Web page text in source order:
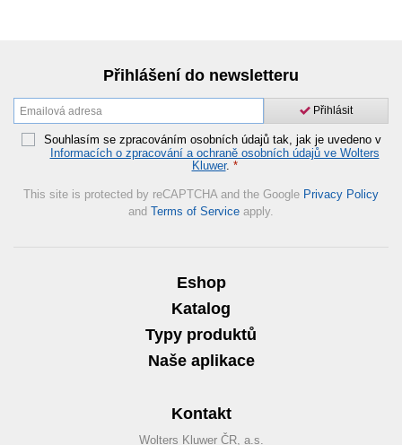
Přihlášení do newsletteru
Přihlásit
Souhlasím se zpracováním osobních údajů tak, jak je uvedeno v
Informacích o zpracování a ochraně osobních údajů ve Wolters
Kluwer. *
This site is protected by reCAPTCHA and the Google Privacy Policy
and Terms of Service apply.
Eshop
Katalog
Typy produktů
Naše aplikace
Kontakt
Wolters Kluwer ČR, a.s.